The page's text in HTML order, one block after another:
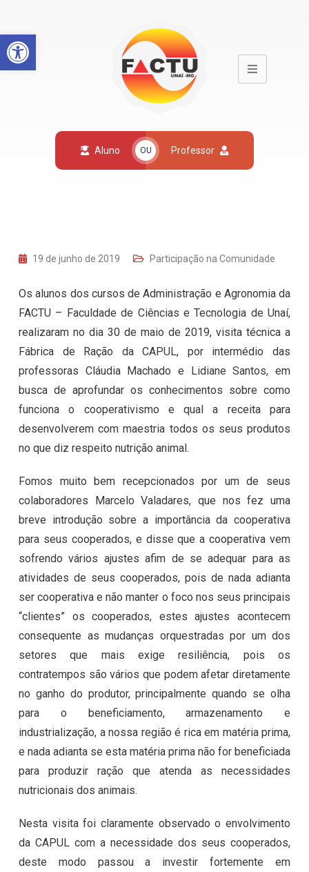
Open toolbar
Aluno OU Professor
19 de junho de 2019 Participação na Comunidade
Os alunos dos cursos de Administração e Agronomia da
FACTU – Faculdade de Ciências e Tecnologia de Unaí,
realizaram no dia 30 de maio de 2019, visita técnica a
Fábrica de Ração da CAPUL, por intermédio das
professoras Cláudia Machado e Lidiane Santos, em
busca de aprofundar os conhecimentos sobre como
funciona o cooperativismo e qual a receita para
desenvolverem com maestria todos os seus produtos
no que diz respeito nutrição animal.
Fomos muito bem recepcionados por um de seus
colaboradores Marcelo Valadares, que nos fez uma
breve introdução sobre a importância da cooperativa
para seus cooperados, e disse que a cooperativa vem
sofrendo vários ajustes afim de se adequar para as
atividades de seus cooperados, pois de nada adianta
ser cooperativa e não manter o foco nos seus principais
“clientes” os cooperados, estes ajustes acontecem
consequente as mudanças orquestradas por um dos
setores que mais exige resiliência, pois os
contratempos são vários que podem afetar diretamente
no ganho do produtor, principalmente quando se olha
para o beneficiamento, armazenamento e
industrialização, a nossa região é rica em matéria prima,
e nada adianta se esta matéria prima não for beneficiada
para produzir ração que atenda as necessidades
nutricionais dos animais.
Nesta visita foi claramente observado o envolvimento
da CAPUL com a necessidade dos seus cooperados,
deste modo passou a investir fortemente em